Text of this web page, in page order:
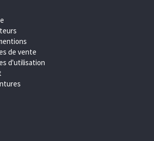
de vente
d'utilisation